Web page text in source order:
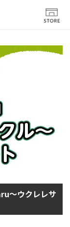
～ウクレレサ